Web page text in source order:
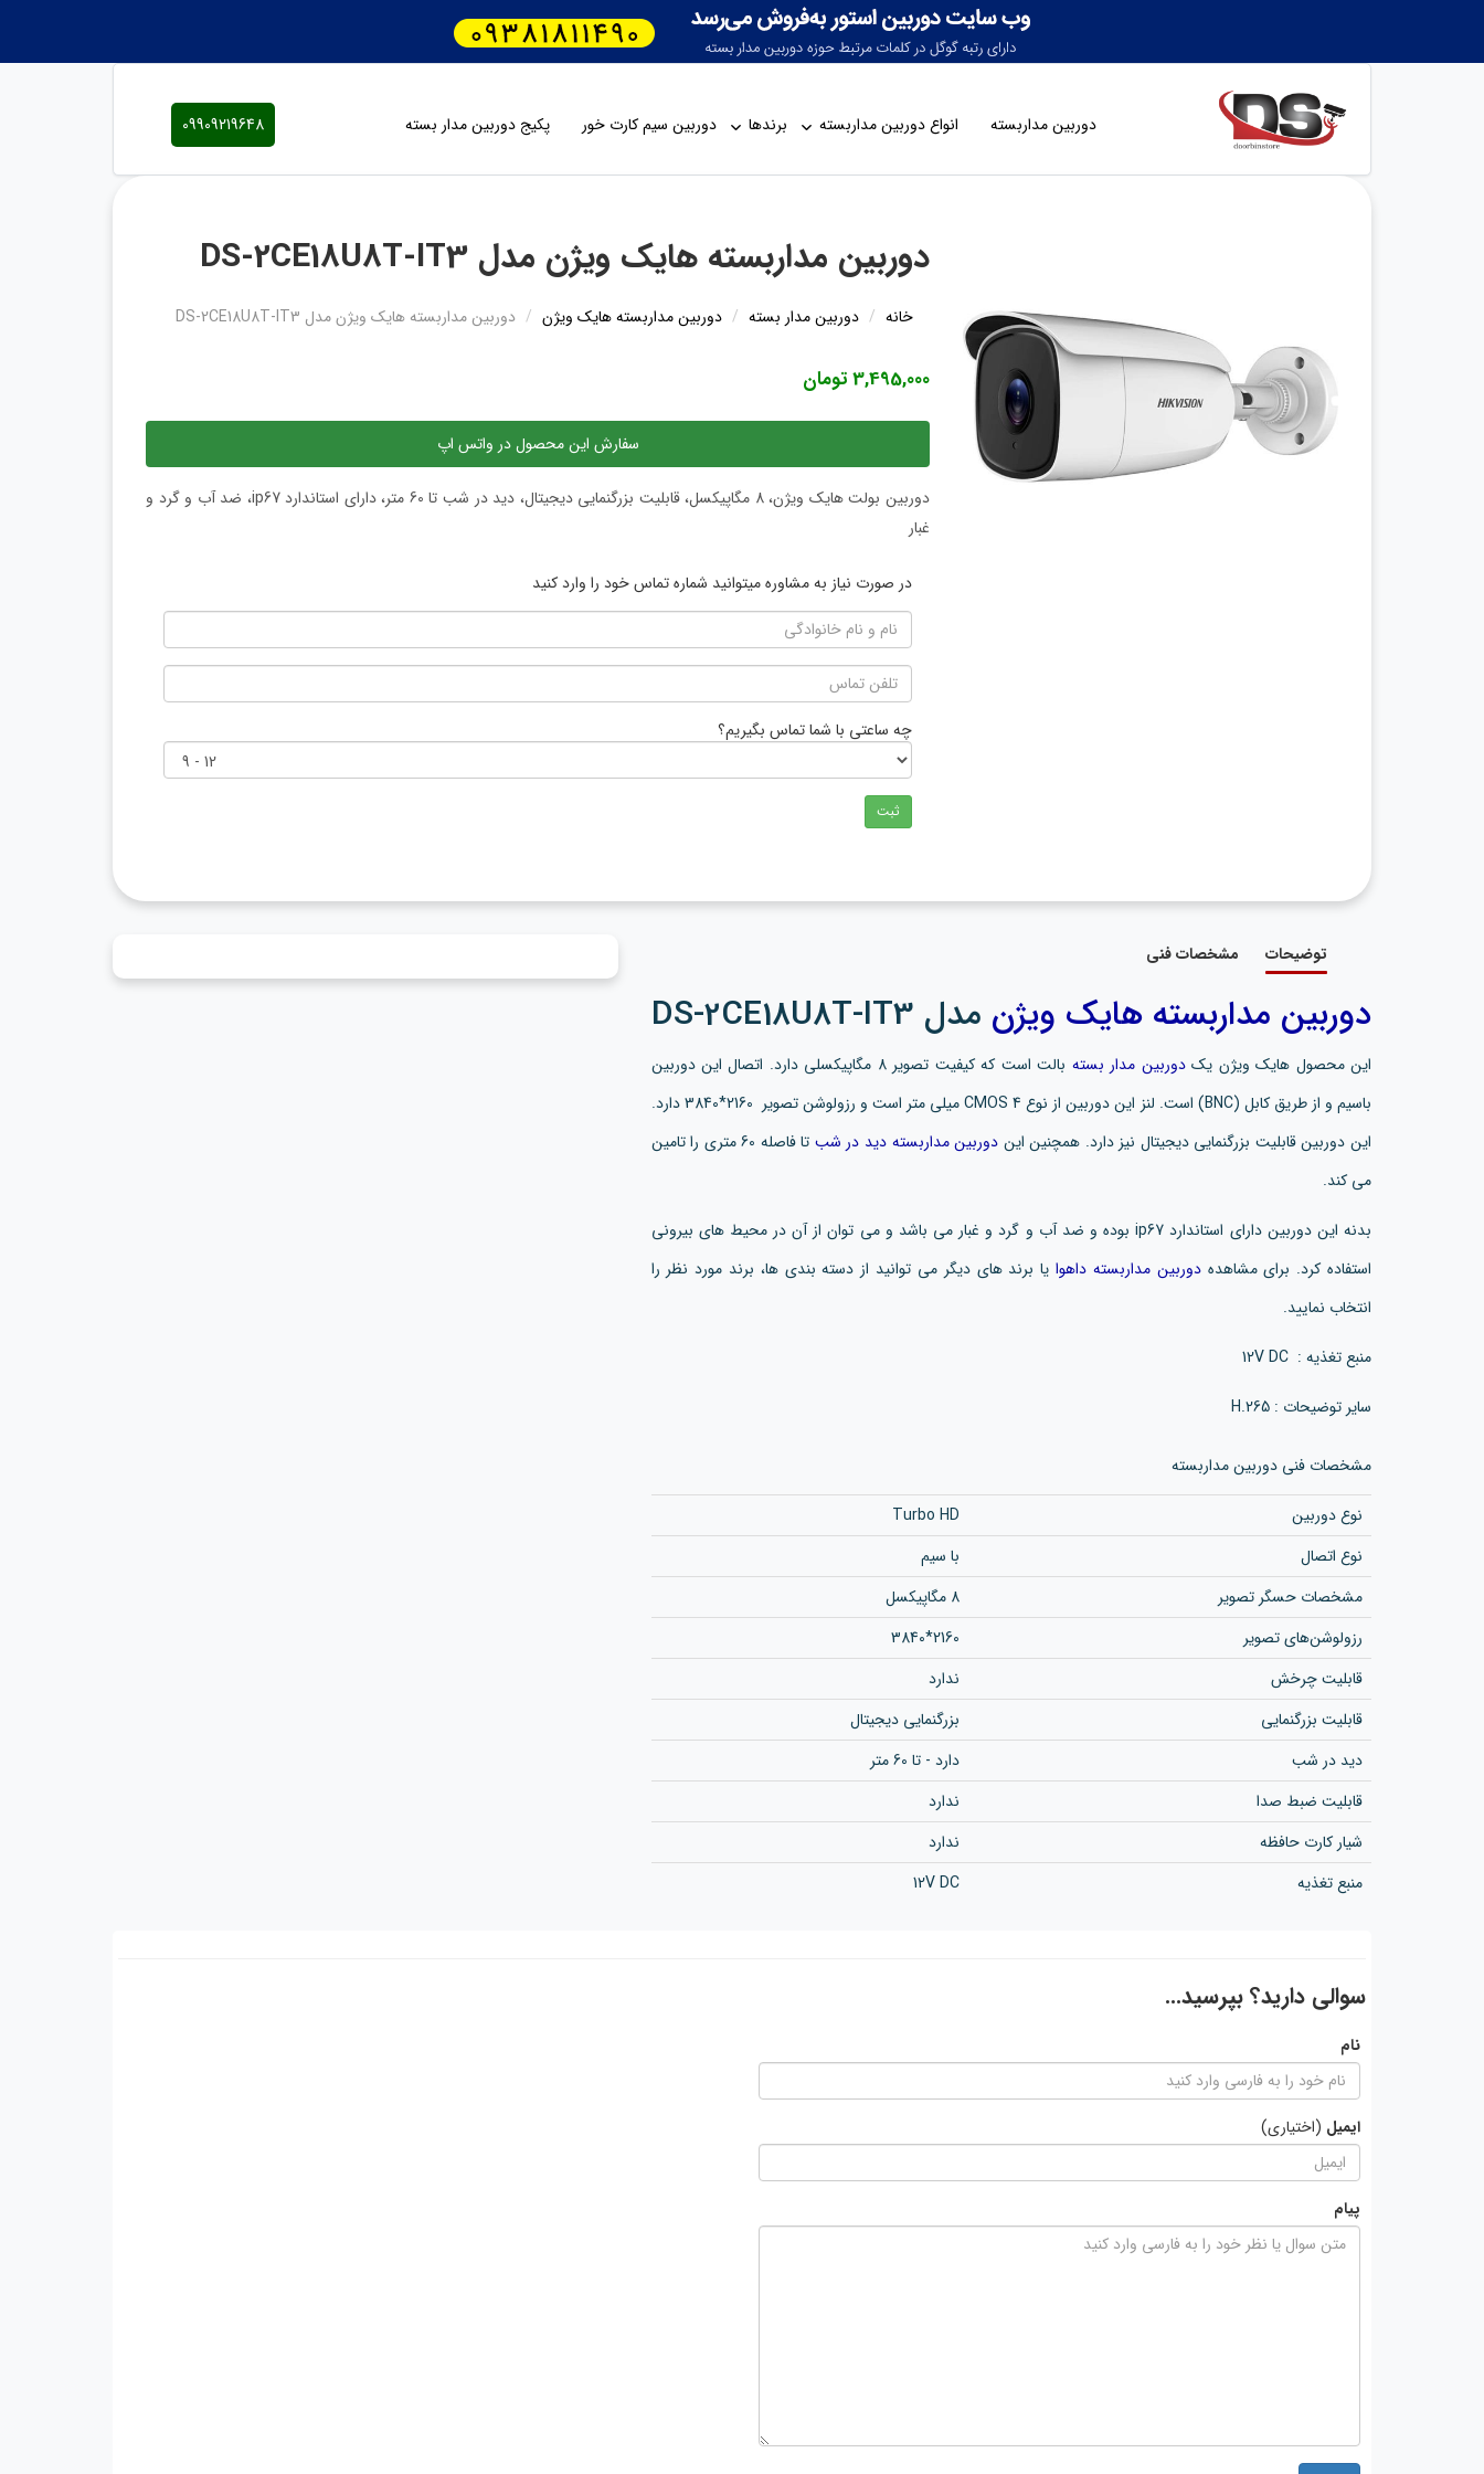
دوربین مداربسته انواع دوربین مداربسته برندها دوربین سیم کارت خور پکیج دوربین مدار بسته 09909219648
دوربین مداربسته هایک ویژن مدل DS-2CE18U8T-IT3
خانه دوربین مدار بسته دوربین مداربسته هایک ویژن دوربین مداربسته هایک ویژن مدل DS-2CE18U8T-IT3
3,495,000 تومان
سفارش این محصول در واتس اپ
دوربین بولت هایک ویژن، 8 مگاپیکسل، قابلیت بزرگنمایی دیجیتال، دید در شب تا 60 متر، دارای استاندارد ip67، ضد آب و گرد و
غبار
در صورت نیاز به مشاوره میتوانید شماره تماس خود را وارد کنید
چه ساعتی با شما تماس بگیریم؟
ثبت
توضیحات مشخصات فنی
دوربین مداربسته هایک ویژن مدل DS-2CE18U8T-IT3
این محصول هایک ویژن یکدوربین مدار بسته
بالت است که کیفیت تصویر 8 مگاپیکسلی دارد. اتصال این دوربین
باسیم و از طریق کابل (BNC) است. لنز این دوربین از نوع CMOS 4 میلی متر است و رزولوشن تصویر 2160*3840 دارد.
این دوربین قابلیت بزرگنمایی دیجیتال نیز دارد. همچنین این دوربین مداربسته دید در شب
تا فاصله 60 متری را تامین
می کند.
بدنه این دوربین دارای استاندارد ip67 بوده و ضد آب و گرد و غبار می باشد و می توان از آن در محیط های بیرونی
استفاده کرد. برای مشاهدهدوربین مداربسته داهوایا برند های دیگر می توانید از دسته بندی ها، برند مورد نظر را
انتخاب نمایید.
منبع تغذیه : 12V DC
سایر توضیحات : H.265
مشخصات فنی دوربین مداربسته
نوع دوربین
Turbo HD
نوع اتصال
با سیم
مشخصات حسگر تصویر
8 مگاپیکسل
رزولوشن‌های تصویر
2160*3840
قابلیت چرخش
ندارد
قابلیت بزرگنمایی
بزرگنمایی دیجیتال
دید در شب
دارد - تا 60 متر
قابلیت ضبط صدا
ندارد
شیار کارت حافظه
ندارد
منبع تغذیه
12V DC
سوالی دارید؟ بپرسید...
نام
ایمیل (اختیاری)
پیام